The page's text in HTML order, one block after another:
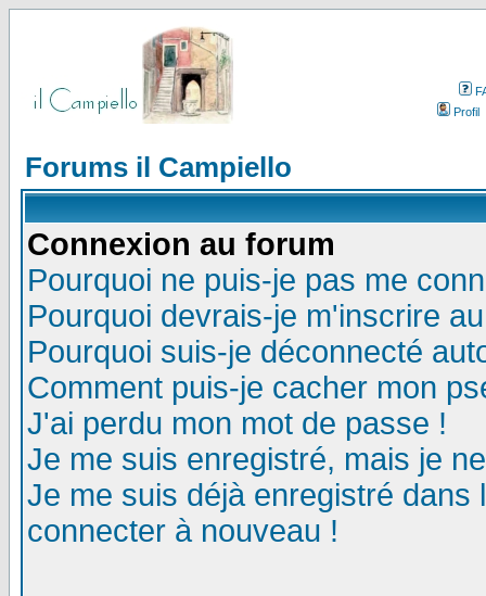
Profil
Forums il Campiello
Connexion au forum
Pourquoi ne puis-je pas me
Pourquoi devrais-je m'inscrire
Pourquoi suis-je déconnecté
Comment puis-je cacher mon
J'ai perdu mon mot de passe !
Je me suis enregistré, mais je
Je me suis déjà enregistré
connecter à nouveau !